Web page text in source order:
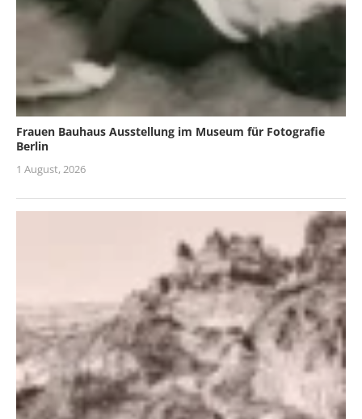
Frauen Bauhaus Ausstellung im Museum für Fotografie
Berlin
1 August, 2026